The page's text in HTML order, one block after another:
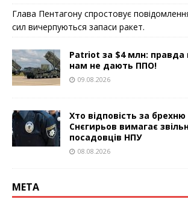
Глава Пентагону спростовує
сил вичерпуються запаси ракет.
Patriot за $4 млн: правда
нам не дають ППО!
09.08.2026
Хто відповість за
Снєгирьов вимагає
посадовців НПУ
08.08.2026
МЕТА